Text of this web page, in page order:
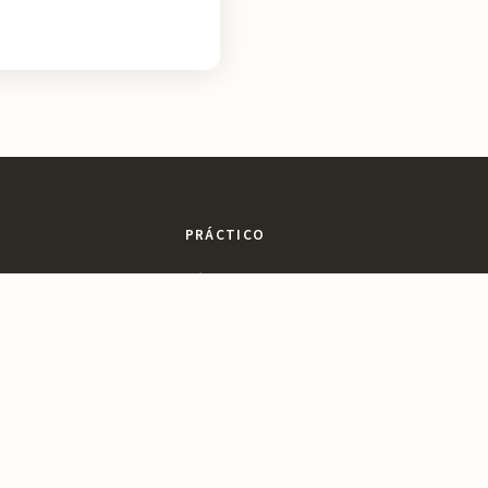
PRÁCTICO
Dónde Comer